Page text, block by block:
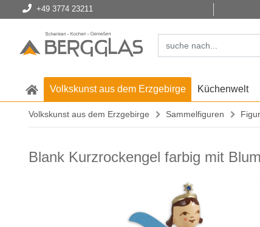
+49 3774 23211
Volkskunst aus dem Erzgebirge Küchenwelt
Volkskunst aus dem Erzgebirge Sammelfiguren
Blank Kurzrockengel farbig mit